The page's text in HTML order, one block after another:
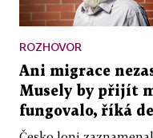
ROZHOVOR
Ani migrace
Musely by přijít
fungovalo, říká